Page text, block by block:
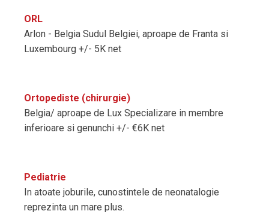
ORL
Arlon - Belgia Sudul Belgiei, aproape de Franta si
Luxembourg +/- 5K net
Ortopediste (chirurgie)
Belgia/ aproape de Lux Specializare in membre
inferioare si genunchi +/- €6K net
Pediatrie
In atoate joburile, cunostintele de neonatalogie
reprezinta un mare plus.